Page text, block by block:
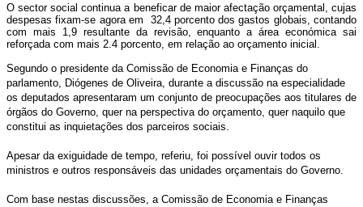
O sector social continua a beneficar de maior afectação orçamental, cujas
despesas fixam-se agora em 32,4 porcento dos gastos globais, contando
com mais 1,9 resultante da revisão, enquanto a área económica sai
reforçada com mais 2.4 porcento, em relação ao orçamento inicial.
Segundo o presidente da Comissão de Economia e Finanças do
parlamento, Diógenes de Oliveira, durante a discussão na especialidade
os deputados apresentaram um conjunto de preocupações aos titulares de
órgãos do Governo, quer na perspectiva do orçamento, quer naquilo que
constitui as inquietações dos parceiros sociais.
Apesar da exiguidade de tempo, referiu, foi possível ouvir todos os
ministros e outros responsáveis das unidades orçamentais do Governo.
Com base nestas discussões, a Comissão de Economia e Finanças